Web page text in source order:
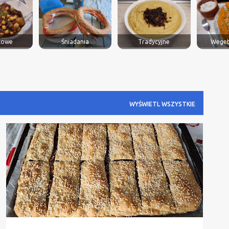
Śniadania Tradycyjne
WYŚWIETL WSZYSTKIE
BAKŁAŻAN DANIE GŁÓWNE TRADYCYJNE PRZEPISY
+
WEGETARIAŃSKIE